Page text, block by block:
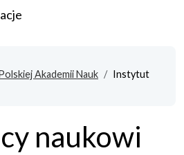
Akademii Nauk
Instytut
naukowi